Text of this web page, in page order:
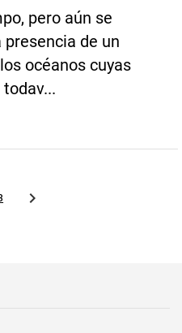
pero aún se
de un
océanos cuyas